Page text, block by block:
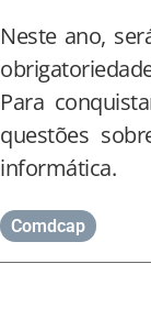
Neste ano,
Para
questões
informática.
Comdcap